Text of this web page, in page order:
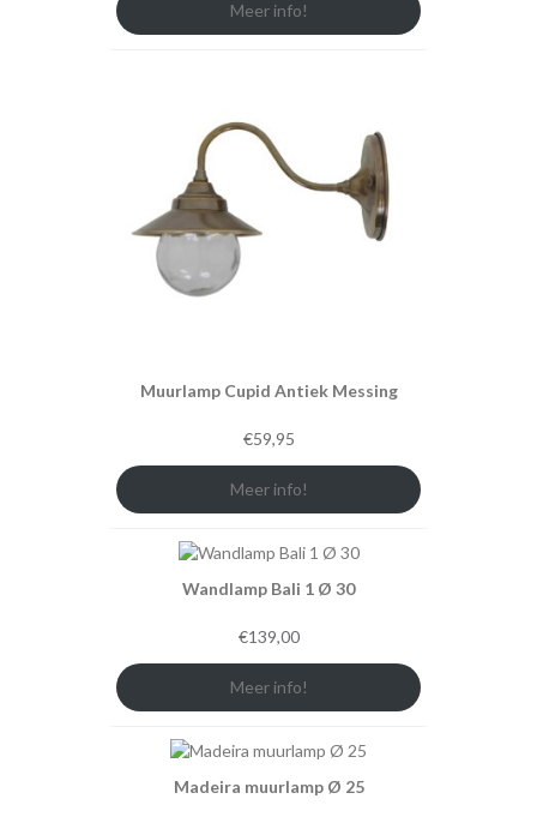
Meer info!
Muurlamp Cupid Antiek Messing
€59,95
Meer info!
Wandlamp Bali 1 Ø 30
€139,00
Meer info!
Madeira muurlamp Ø 25